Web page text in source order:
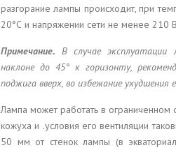
разгорание лампы происходит, при
20°С и напряжении сети не менее 210
Примечание. В случае
наклоне до 45° к горизонту,
поджига вверх, во избежание ухудшения
Лампа может работать в
кожуха и .условия его вентиляции
50 мм от стенок лампы (в